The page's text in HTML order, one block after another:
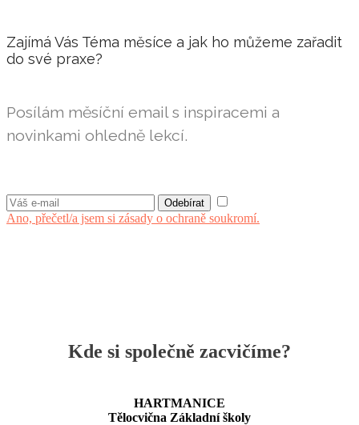
Zajímá Vás Téma měsíce a jak ho můžeme zařadit
do své praxe?
Posílám měsíční email s inspiracemi a
novinkami ohledně lekcí.
Ano, přečetl/a jsem si zásady o ochraně soukromí.
Kde si společně zacvičíme?
HARTMANICE
Tělocvična Základní školy